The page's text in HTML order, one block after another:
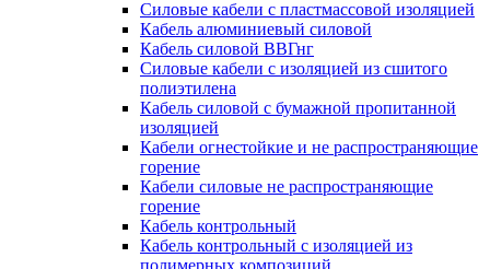
Силовые кабели с пластмассовой изоляцией
Кабель алюминиевый силовой
Кабель силовой ВВГнг
Силовые кабели с изоляцией из сшитого
полиэтилена
Кабель силовой с бумажной пропитанной
изоляцией
Кабели огнестойкие и не распространяющие
горение
Кабели силовые не распространяющие
горение
Кабель контрольный
Кабель контрольный с изоляцией из
полимерных композиций